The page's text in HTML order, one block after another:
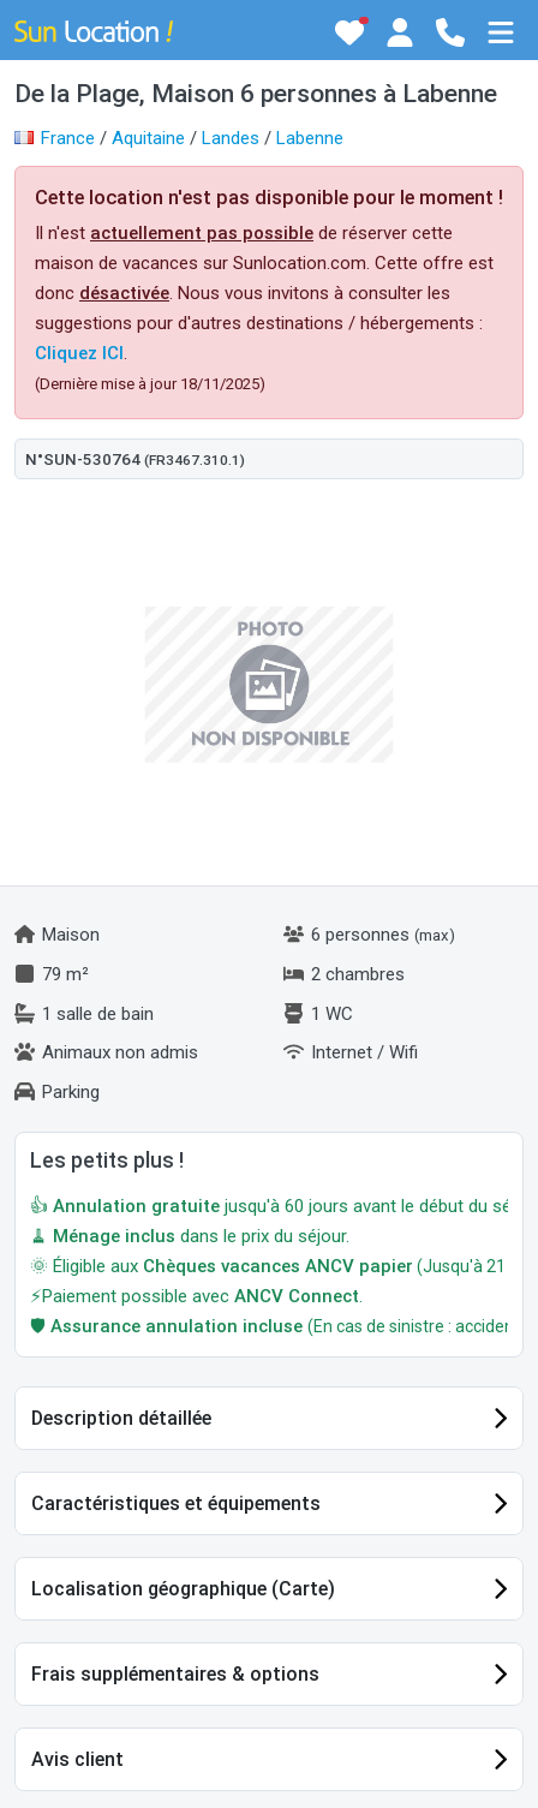
De la Plage, Maison 6 personnes à Labenne
France / Aquitaine / Landes / Labenne
Cette location n'est pas disponible pour le moment !
Il n'est actuellement pas possible de réserver cette
maison de vacances sur Sunlocation.com. Cette offre est
donc désactivée. Nous vous invitons à consulter les
suggestions pour d'autres destinations / hébergements :
Cliquez ICI.
(Dernière mise à jour 18/11/2025)
N°SUN-530764 (FR3467.310.1)
Maison 6 personnes (max)
79 m²
2 chambres
1 salle de bain
1 WC
Animaux non admis
Internet / Wifi
Parking
Les petits plus !
👍 Annulation gratuite jusqu'à 60 jours avant le début du
🧹 Ménage inclus dans le prix du séjour.
🌞 Éligible aux Chèques vacances ANCV papier (Jusqu'à 21
⚡Paiement possible avec ANCV Connect.
🛡️ Assurance annulation incluse (En cas de sinistre : accident,
Description détaillée
Caractéristiques et équipements
Localisation géographique (Carte)
Frais supplémentaires & options
Avis client